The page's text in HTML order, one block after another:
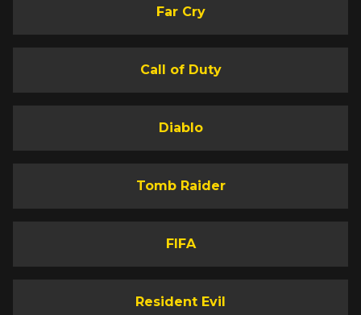
Far Cry
Call of Duty
Diablo
Tomb Raider
FIFA
Resident Evil